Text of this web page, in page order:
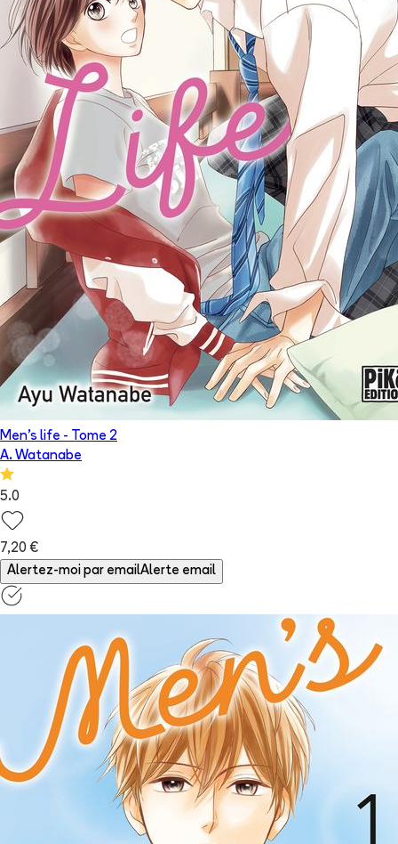
Men's life - Tome 2
A. Watanabe
5.0
7,20 €
Alertez-moi par emailAlerte email